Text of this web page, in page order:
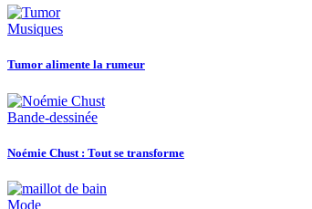
Musiques
Tumor alimente la rumeur
Bande-dessinée
Noémie Chust : Tout se transforme
Mode